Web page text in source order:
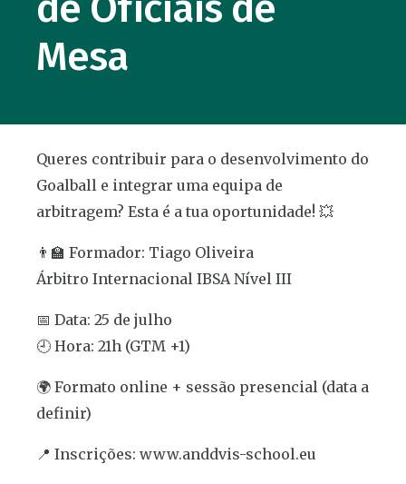
Mesa
Queres contribuir para o desenvolvimento do
Goalball e integrar uma equipa de
arbitragem? Esta é a tua oportunidade! 💥
👨‍🏫 Formador: Tiago Oliveira
Árbitro Internacional IBSA Nível III
📅 Data: 25 de julho
🕘 Hora: 21h (GTM +1)
🌍 Formato online + sessão presencial (data a
definir)
📍 Inscrições: www.anddvis-school.eu